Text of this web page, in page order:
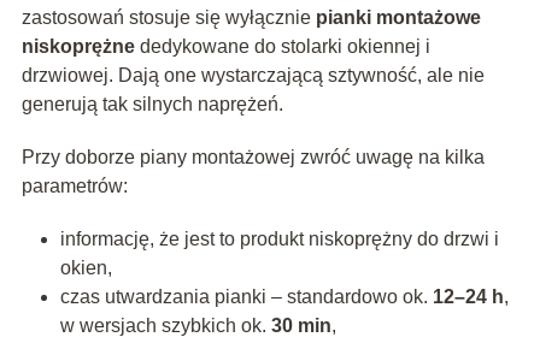
zastosowań stosuje się wyłącznie pianki montażowe
niskoprężnededykowane do stolarki okiennej i
drzwiowej. Dają one wystarczającą sztywność, ale nie
generują tak silnych naprężeń.
Przy doborze piany montażowej zwróć uwagę na kilka
parametrów:
informację, że jest to produkt niskoprężny do drzwi i
okien,
czas utwardzania pianki – standardowo ok. 12–24 h,
w wersjach szybkich ok. 30 min,